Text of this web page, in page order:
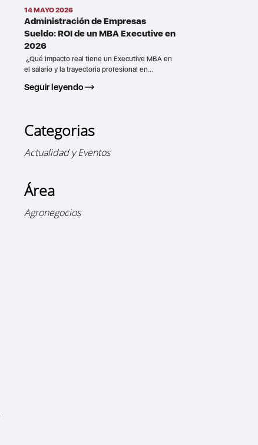
14 MAYO 2026
Administración de Empresas
Sueldo: ROI de un MBA Executive en
2026
¿Qué impacto real tiene un Executive MBA en
el salario y la trayectoria profesional en...
Seguir leyendo
Categorias
Actualidad y Eventos
Área
Agronegocios